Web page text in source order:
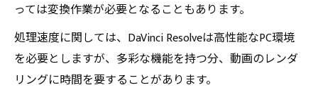
っては変換作業が必要となることもあります。
処理速度に関しては、DaVinci Resolveは高性能なPC環境
を必要としますが、多彩な機能を持つ分、動画のレンダ
リングに時間を要することがあります。